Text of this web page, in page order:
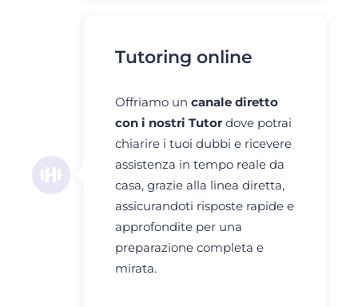
Tutoring online
Offriamo un canale diretto
con i nostri Tutor dove potrai
chiarire i tuoi dubbi e ricevere
assistenza in tempo reale da
casa, grazie alla linea diretta,
assicurandoti risposte rapide e
approfondite per una
preparazione completa e
mirata.